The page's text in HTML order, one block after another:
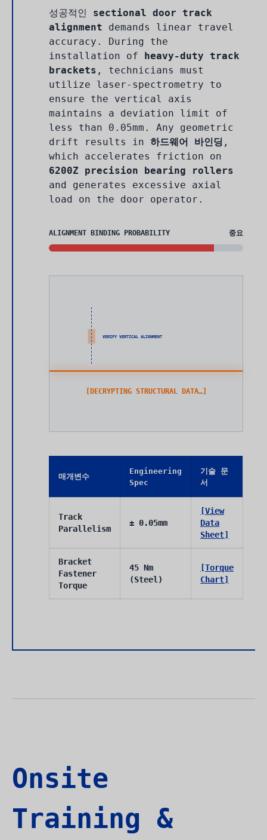
성공적인 sectional door track
alignment demands linear travel
accuracy. During the
installation of heavy-duty track
brackets , technicians must
utilize laser-spectrometry to
ensure the vertical axis
maintains a deviation limit of
less than 0.05mm. Any geometric
drift results in 하드웨어 바인딩 ,
which accelerates friction on
6200Z precision bearing rollers
and generates excessive axial
load on the door operator.
ALIGNMENT BINDING PROBABILITY 중요
VERIFY VERTICAL ALIGNMENT
[DECRYPTING STRUCTURAL DATA…]
매개변수
Engineering
Spec
기술 문
서
Track
Parallelism
± 0.05mm
[View
Data
Sheet]
Bracket
Fastener
Torque
45 Nm
(Steel)
[Torque
Chart]
Onsite
Training &